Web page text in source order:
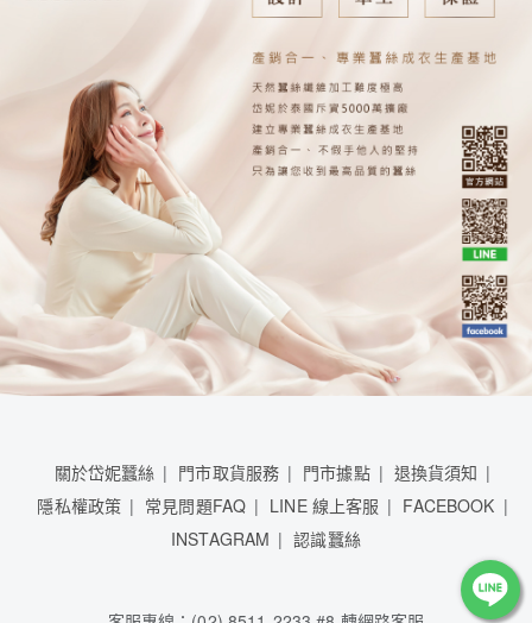
關於岱妮蠶絲 門市取貨服務 門市據點
退換貨須知
隱私權政策
常見問題FAQ LINE 線上客服
FACEBOOK
INSTAGRAM
認識蠶絲